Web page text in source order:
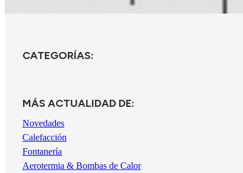
CATEGORÍAS:
MÁS ACTUALIDAD DE:
Novedades
Calefacción
Fontanería
Aerotermia & Bombas de Calor